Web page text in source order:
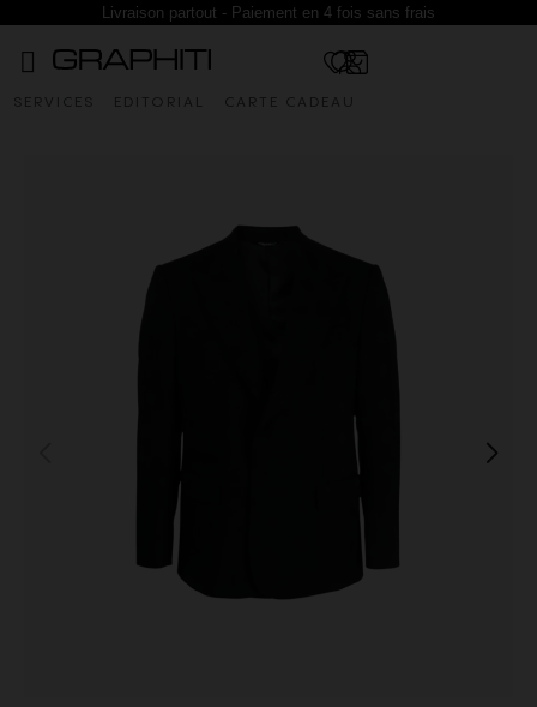
Livraison partout - Paiement en 4 fois sans frais
SERVICES EDITORIAL CARTE CADEAU